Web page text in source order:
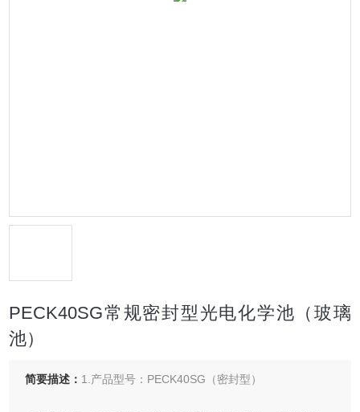
PECK40SG常规密封型光电化学池（玻璃
池）
简要描述： 1.产品型号：PECK40SG（密封型）